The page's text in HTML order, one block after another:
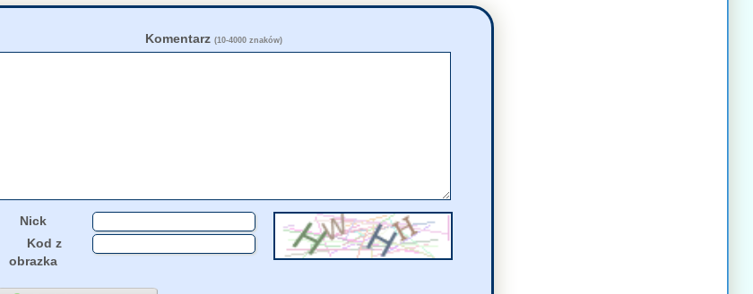
03 Sierpnia, 2026 10:09Marek
56402
Komentarz (10-4000 znaków)
Nick
Kod z
obrazka